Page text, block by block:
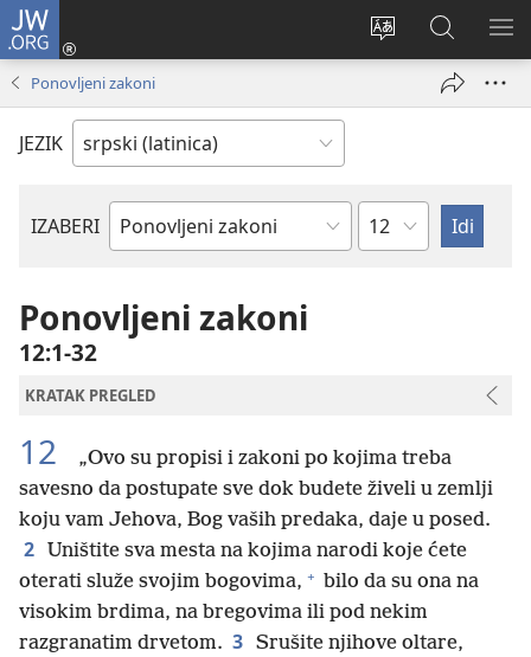
JW.ORG
Promeni
Prijava
(otvara
Pretraga
sajta
JW.ORG
Ponovljeni zakoni
JEZIK
IZABERI
Biblijska
Poglavlje
Ponovljeni zakoni
12:1-32
KRATAK PREGLED
12
„Ovo su propisi i zakoni po kojima treba
savesno da postupate sve dok budete živeli u zemlji
koju vam Jehova, Bog vaših predaka, daje u posed.
2
Uništite sva mesta na kojima narodi koje ćete
oterati služe svojim bogovima, + bilo da su ona na
visokim brdima, na bregovima ili pod nekim
razgranatim drvetom. 3 Srušite njihove oltare,